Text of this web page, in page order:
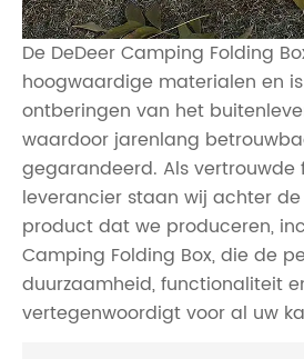
De DeDeer Camping Folding
hoogwaardige materialen en
ontberingen van het
waardoor jarenlang
gegarandeerd. Als vertrouwde
leverancier staan ​​wij achter
product dat we produceren,
Camping Folding Box, die de
duurzaamheid, functionaliteit
vertegenwoordigt voor al uw